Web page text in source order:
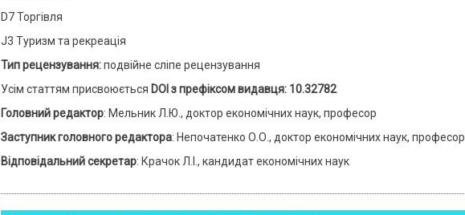
D7 Торгівля
J3 Туризм та рекреація
Тип рецензування:подвійне сліпе рецензування
Усім статтям присвоюється DOI з префіксом видавця: 10.32782
Головний редактор: Мельник Л.Ю., доктор економічних наук, професор
Заступник головного редактора: Непочатенко О.О., доктор економічних наук, професор
Відповідальний секретар: Крачок Л.І., кандидат економічних наук